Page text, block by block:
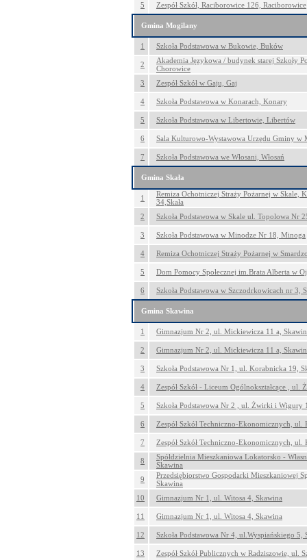
5 Zespół Szkół, Raciborowice 126, Raciborowice
Gmina Mogilany
1 Szkoła Podstawowa w Bukowie, Buków
2
Akademia Językowa / budynek starej Szkoły
Chorowice
3
Zespół Szkół w Gaju, Gaj
4 Szkoła Podstawowa w Konarach, Konary
5 Szkoła Podstawowa w Libertowie, Libertów
6 Sala Kulturowo-Wystawowa Urzędu Gminy w
7 Szkoła Podstawowa we Włosani, Włosań
Gmina Skała
1
Remiza Ochotniczej Straży Pożarnej w Skale,
34,Skała
2
Szkoła Podstawowa w Skale ul. Topolowa Nr
3 Szkoła Podstawowa w Minodze Nr 18, Minoga
4 Remiza Ochotniczej Straży Pożarnej w
5 Dom Pomocy Społecznej im.Brata Alberta w
6 Szkoła Podstawowa w Szczodrkowicach nr 3,
Gmina Skawina
1 Gimnazjum Nr 2, ul. Mickiewicza 11 a,
2 Gimnazjum Nr 2, ul. Mickiewicza 11 a,
3 Szkoła Podstawowa Nr 1, ul. Korabnicka 19,
4 Zespół Szkół - Liceum Ogólnokształcące ,
5 Szkoła Podstawowa Nr 2 , ul. Żwirki i Wigury
6 Zespół Szkół Techniczno-Ekonomicznych,
7 Zespół Szkół Techniczno-Ekonomicznych,
8
Spółdzielnia Mieszkaniowa Lokatorsko -
Skawina
9
Przedsiębiorstwo Gospodarki Mieszkaniowej
Skawina
10
Gimnazjum Nr 1, ul. Witosa 4, Skawina
11 Gimnazjum Nr 1, ul. Witosa 4, Skawina
12 Szkoła Podstawowa Nr 4, ul.Wyspiańskiego 5,
13 Zespół Szkół Publicznych w Radziszowie, ul.